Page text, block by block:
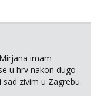
imam
u hrv nakon dugo
zivim u Zagrebu.